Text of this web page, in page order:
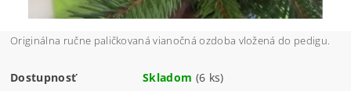
Originálna ručne paličkovaná vianočná ozdoba vložená do pedigu.
Dostupnosť Skladom (6 ks)